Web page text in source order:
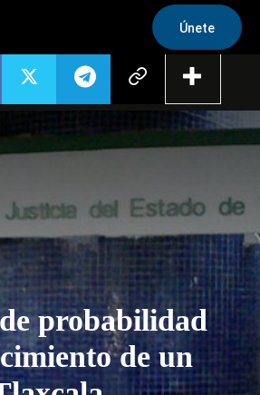
Únete
probabilidad
de un